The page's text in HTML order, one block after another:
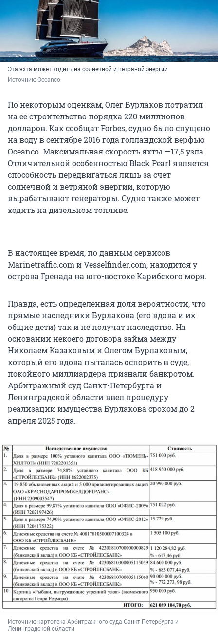
Эта яхта может ходить на солнечной и ветряной энергии
Источник: Oceanco
По некоторым оценкам, Олег Бурлаков потратил
на ее строительство порядка 220 миллионов
долларов. Как сообщат Forbes, судно было спущено
на воду в сентябре 2016 года голландской верфью
Oceanco. Максимальная скорость яхты —17,5 узла.
Отличительной особенностью Black Pearl является
способность передвигаться лишь за счет
солнечной и ветряной энергии, которую
вырабатывают генераторы. Судно также может
ходить на дизельном топливе.
В настоящее время, по данным сервисов
Marinetraffic.com и Vesselfinder.com, находится у
острова Гренада на юго-востоке Карибского моря.
Правда, есть определенная доля вероятности, что
прямые наследники Бурлакова (его вдова и их
общие дети) так и не получат наследство. На
основании некоего договора займа между
Николаем Казаковым и Олегом Бурлаковым,
который его вдова пыталась оспорить в суде,
покойного миллиардера признали банкротом.
Арбитражный суд Санкт-Петербурга и
Ленинградской области ввел процедуру
реализации имущества Бурлакова сроком до 2
апреля 2025 года.
Источник: картотека Арбитражного суда Санкт-Петербурга и
Ленинградской области